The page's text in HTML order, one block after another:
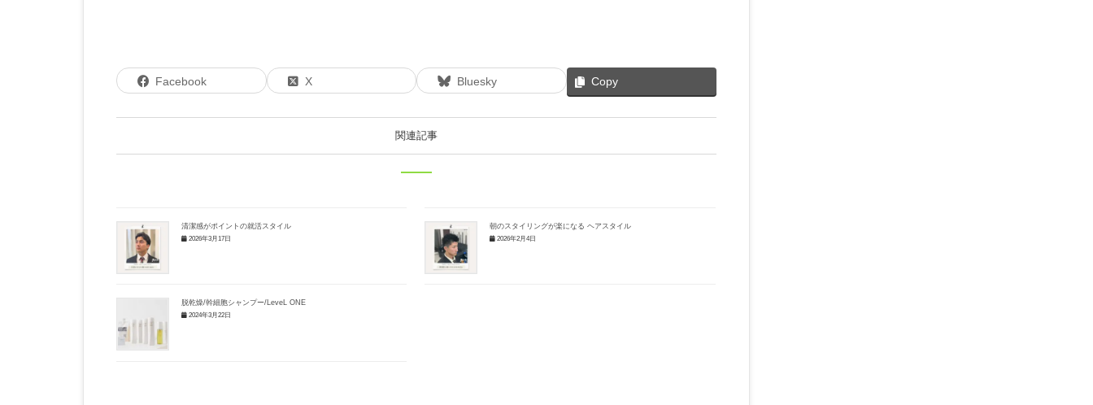
Facebook X Bluesky Copy
関連記事
清潔感がポイントの就活スタイル
2026年3月17日
朝のスタイリングが楽になる ヘアスタイル
2026年2月4日
脱乾燥/幹細胞シャンプー/LeveL ONE
2024年3月22日